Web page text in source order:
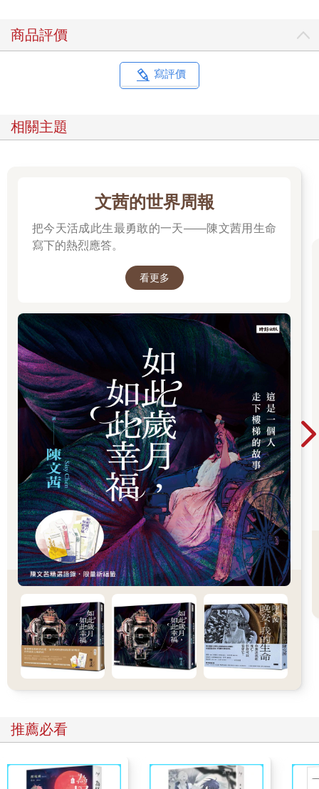
卡拉威家算是某種世族，有個因襲的說法，說我們是巴克盧公爵
的後代。但實際上我們家族的創始人，是我祖父的兄弟，一八五
的生意，這個生意如今由我父親負責經營。
我從未見過這位叔公，但我應該長得蠻像他，尤其像他那幅掛在
比父親晚了四分之一個世紀左右，沒過多久我參加了那場被稱為
「世界大戰」的、遲來的日耳曼大遷移。我對這場反突襲投入得
再多養一名單身男子。我所有的伯伯嬸嬸們都在討論這件事，彷
彿在為我挑選預備學校似的，最後他們才一臉嚴肅的說了聲：
「呃，就……這樣吧。」父親同意資助我一年，在經過各種拖延
後，我才在一九二二年春天來到了東部，那時我以為，我會永遠
比較務實的作法，是要先在市區找間房子，但那時正值溫暖時
節，我又剛從一個有著寬闊草坪、和舒適樹木的地方離開，因此
起來很棒。他找到了那棟房子，是棟風化斑駁、像紙板搭建般的
平房，每月八十元。但到了最後一刻，公司卻派他去華盛頓，於
是只好我一個人前往鄉間。我本還有一隻狗，在牠跑掉前，至少
我還養了牠幾天。我還有一輛舊道奇轎車、和一位芬蘭女士，她
能替我整理床鋪、煮早餐，以及在電爐旁自言自語咕噥著芬蘭人
的睿智見解。
這種孤單感持續了一兩天，直到有天早上，一個比我來得還晚的
男子，在路上攔住了我。
「請問該怎麼去西卵村？」他無助地問道。
我為他指路，然後繼續前行，突然便不再感到孤單了。我是嚮
導，是開拓者，一個原始的定居者。他無意間讓我得以在這個社
區感到自在。
於是，在陽光下，大片的新葉茁壯生長，像電影中事物快速生長
的場景，我心中也油然生起一個熟悉的真理，人生會隨著夏天的
到來再次重啟。
一來，有太多的書要讀，另一方面，還有等著我去汲取的清新空
氣。我買了一大堆銀行、信貸和證券投資的書籍，它們在我書架
上閃耀著金色光芒，就像剛從印鈔場運出的新錢，彷彿即將揭開
只有邁達斯、摩根和梅塞納斯知道的璀璨祕密。此外我還有意閱
讀許多其他的書籍。大學的時候，我還頗有文學氣息，曾為《耶
魯新聞》撰寫了一年份一本正經、但了無新意的社論。現在，我
將把這些事物重新帶回我的生活中，再次成為「全面發展的
人」，也就是所有專家中最名不符實的那種。「全面發展的人」
不僅是一句警句，畢竟，從單一角度來看待生活，通常會更加成
子座落在伸展至紐約東邊那細長、喧鬧的島嶼上，除了自然景觀
外，這裡還有兩處形狀特異的土地。離城市二十哩處，地形宛如
一對巨大而對稱的蛋，只有一條小海灣象徵性的隔開來，延伸至
西半球最馴化的鹹水海域「長島海灣」，這個巨大潮濕的穀倉畜
商品評價
寫評價
相關主題
文茜的世界周報
把今天活成此生最勇敢的一天——陳文茜用生命
寫下的熱烈應答。
看更多
推薦必看